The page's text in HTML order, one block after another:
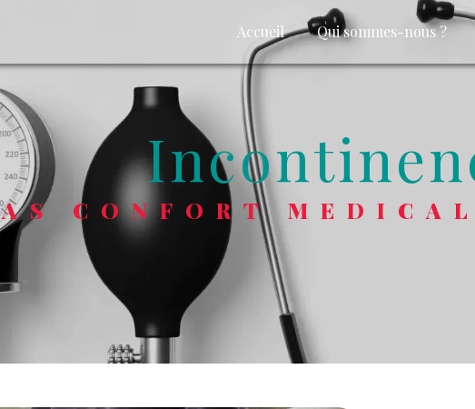
Accueil Qui sommes-nous ?
SAS CONFORT